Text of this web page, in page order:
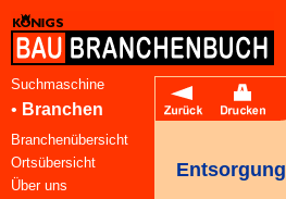
Suchmaschine
• Branchen
Branchenübersicht
Ortsübersicht
Über uns
Entsorgung